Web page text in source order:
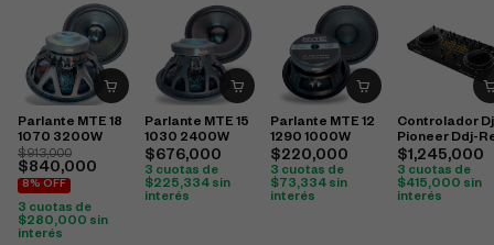
Parlante MTE 18
1070 3200W
$913,000
$840,000
8% OFF
3 cuotas de
$280,000 sin
interés
Parlante MTE 15
1030 2400W
$676,000
3 cuotas de
$225,334sin
interés
Parlante MTE 12
1290 1000W
$220,000
3 cuotas de
$ 73,334 sin
interés
Controlador Dj
Pioneer Ddj-
$1,245,000
3 cuotas de
$415,000 sin
interés